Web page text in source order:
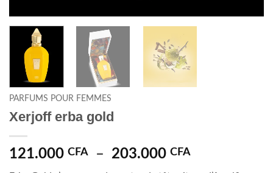
PARFUMS POUR FEMMES
Xerjoff erba gold
121.000 CFA – 203.000 CFAPlage